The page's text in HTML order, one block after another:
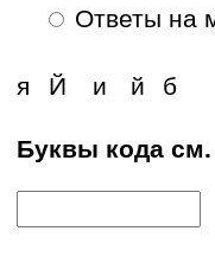
Ответы на
й б
и
я Й
Буквы кода